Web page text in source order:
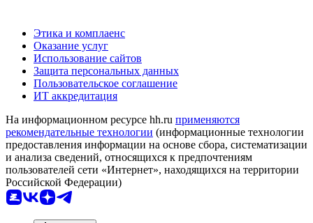
Этика и комплаенс
Оказание услуг
Использование сайтов
Защита персональных данных
Пользовательское соглашение
ИТ аккредитация
На информационном ресурсе hh.ru применяются
рекомендательные технологии (информационные технологии
предоставления информации на основе сбора, систематизации
и анализа сведений, относящихся к предпочтениям
пользователей сети «Интернет», находящихся на территории
Российской Федерации)